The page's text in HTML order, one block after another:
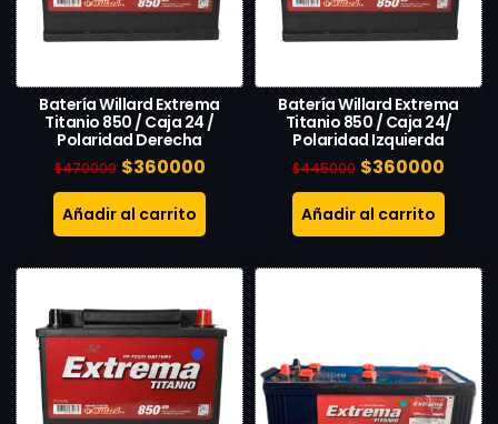
Batería Willard Extrema
Titanio 850 / Caja 24 /
Polaridad Derecha
$470000 $360000
Añadir al carrito
Batería Willard Extrema
Titanio 850 / Caja 24/
Polaridad Izquierda
$445000 $360000
Añadir al carrito